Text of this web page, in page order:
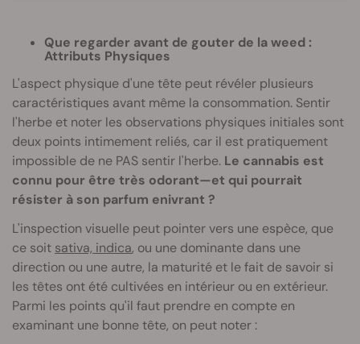
Que regarder avant de gouter de la weed :
Attributs Physiques
L'aspect physique d'une tête peut révéler plusieurs
caractéristiques avant même la consommation. Sentir
l'herbe et noter les observations physiques initiales sont
deux points intimement reliés, car il est pratiquement
impossible de ne PAS sentir l'herbe. Le cannabis est
connu pour être très odorant—et qui pourrait
résister à son parfum enivrant ?
L'inspection visuelle peut pointer vers une espèce, que
ce soit sativa, indica, ou une dominante dans une
direction ou une autre, la maturité et le fait de savoir si
les têtes ont été cultivées en intérieur ou en extérieur.
Parmi les points qu'il faut prendre en compte en
examinant une bonne tête, on peut noter :